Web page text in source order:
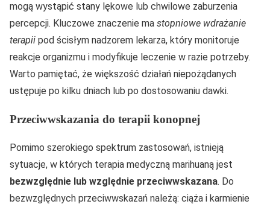
mogą wystąpić stany lękowe lub chwilowe zaburzenia
percepcji. Kluczowe znaczenie ma stopniowe wdrażanie
terapii pod ścisłym nadzorem lekarza, który monitoruje
reakcje organizmu i modyfikuje leczenie w razie potrzeby.
Warto pamiętać, że większość działań niepożądanych
ustępuje po kilku dniach lub po dostosowaniu dawki.
Przeciwwskazania do terapii konopnej
Pomimo szerokiego spektrum zastosowań, istnieją
sytuacje, w których terapia medyczną marihuaną jest
bezwzględnie lub względnie przeciwwskazana. Do
bezwzględnych przeciwwskazań należą: ciąża i karmienie